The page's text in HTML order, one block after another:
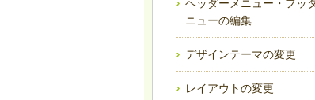
ヘッダーメニュー・フッ
ニューの編集
デザインテーマの変更
レイアウトの変更